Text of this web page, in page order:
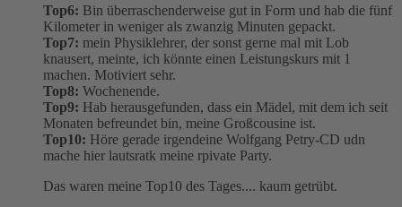
Top6: Bin überraschenderweise gut in Form und hab die fünf
Kilometer in weniger als zwanzig Minuten gepackt.
Top7: mein Physiklehrer, der sonst gerne mal mit Lob
knausert, meinte, ich könnte einen Leistungskurs mit 1
machen. Motiviert sehr.
Top8: Wochenende.
Top9: Hab herausgefunden, dass ein Mädel, mit dem ich seit
Monaten befreundet bin, meine Großcousine ist.
Top10: Höre gerade irgendeine Wolfgang Petry-CD udn
mache hier lautsratk meine rpivate Party.
Das waren meine Top10 des Tages.... kaum getrübt.